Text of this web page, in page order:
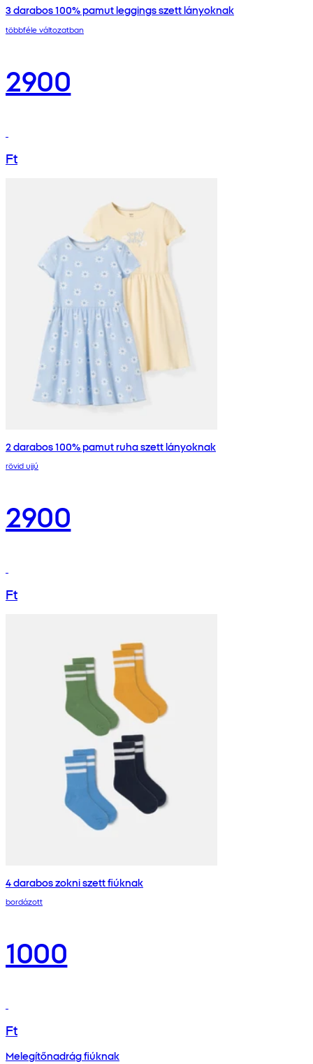
3 darabos 100% pamut leggings szett lányoknak
többféle változatban
2900
Ft
2 darabos 100% pamut ruha szett lányoknak
rövid ujjú
2900
Ft
4 darabos zokni szett fiúknak
bordázott
1000
Ft
Melegítőnadrág fiúknak